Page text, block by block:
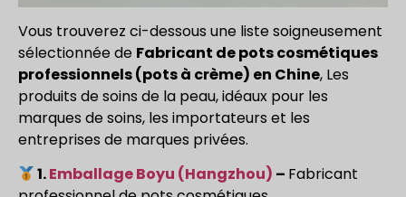
Vous trouverez ci-dessous une liste soigneusement
sélectionnée de Fabricant de pots cosmétiques
professionnels (pots à crème) en Chine, Les
produits de soins de la peau, idéaux pour les
marques de soins, les importateurs et les
entreprises de marques privées.
1.Emballage Boyu (Hangzhou) – Fabricant